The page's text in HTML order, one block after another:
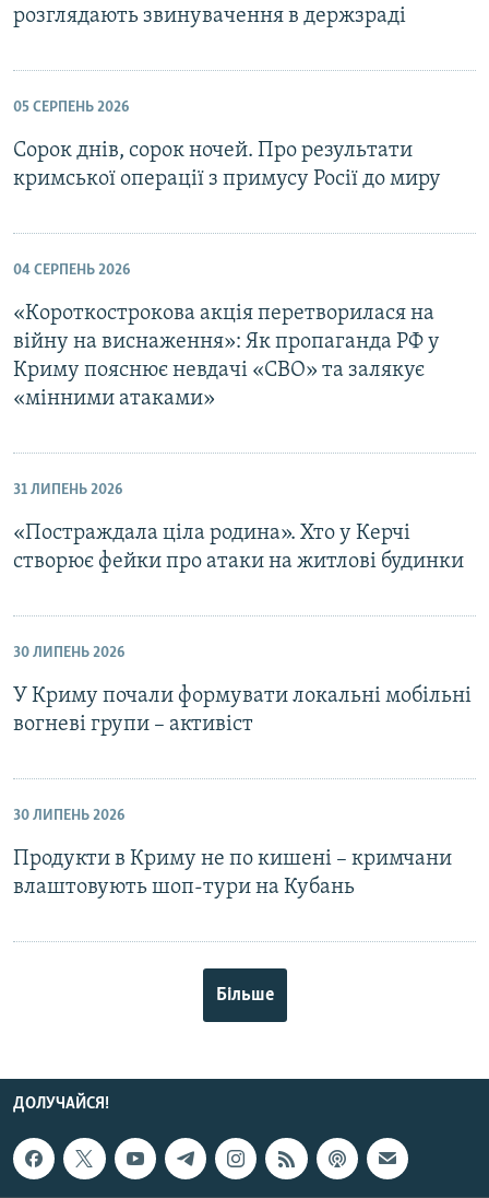
розглядають звинувачення в держзраді
05 СЕРПЕНЬ 2026
Сорок днів, сорок ночей. Про результати
кримської операції з примусу Росії до миру
04 СЕРПЕНЬ 2026
«Короткострокова акція перетворилася на
війну на виснаження»: Як пропаганда РФ у
Криму пояснює невдачі «СВО» та залякує
«мінними атаками»
31 ЛИПЕНЬ 2026
«Постраждала ціла родина». Хто у Керчі
створює фейки про атаки на житлові будинки
30 ЛИПЕНЬ 2026
У Криму почали формувати локальні мобільні
вогневі групи – активіст
30 ЛИПЕНЬ 2026
Продукти в Криму не по кишені – кримчани
влаштовують шоп-тури на Кубань
Більше
ДОЛУЧАЙСЯ!